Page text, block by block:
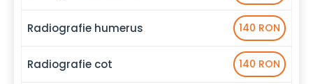
Radiografie humerus 140 RON
Radiografie cot 140 RON